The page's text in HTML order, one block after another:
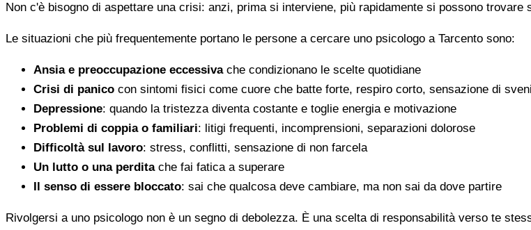
Non c'è bisogno di aspettare una crisi: anzi, prima si interviene, più rapidamente si possono trovare
Le situazioni che più frequentemente portano le persone a cercare uno psicologo a Tarcento sono:
Ansia e preoccupazione eccessivache condizionano le scelte quotidiane
Crisi di panico con sintomi fisici come cuore che batte forte, respiro corto, sensazione di
Depressione: quando la tristezza diventa costante e toglie energia e motivazione
Problemi di coppia o familiari: litigi frequenti, incomprensioni, separazioni dolorose
Difficoltà sul lavoro: stress, conflitti, sensazione di non farcela
Un lutto o una perditache fai fatica a superare
Il senso di essere bloccato: sai che qualcosa deve cambiare, ma non sai da dove partire
Rivolgersi a uno psicologo non è un segno di debolezza. È una scelta di responsabilità verso te